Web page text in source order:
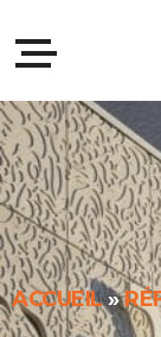
ACCUEIL»